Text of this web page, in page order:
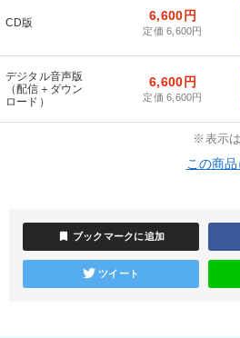
※「更新」を押すと「テーマ」「キーワード」を更新い
ondemand_video 経営音声・動画を探す
全国経営者セミナー収録物以外の経営教
しいただけます
タル版（音声／動画ストリーミング・
大竹愼一書籍
CD版 6,600円
定価 6,600円
デジタル音声版
（配信＋ダウン
ロード）
6,600円
定価 6,600円
※表示は
この商
bookmark ブックマークに追加
ツイート